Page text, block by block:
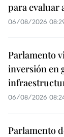
para evaluar
06/08/2026
Parlamento
inversión en
06/08/2026
Parlamento